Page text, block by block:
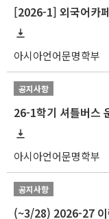
[2026-1] 외국어카
아시아언어문명학부
공지사항
26-1학기 셔틀버스
아시아언어문명학부
공지사항
(~3/28) 2026-27 이